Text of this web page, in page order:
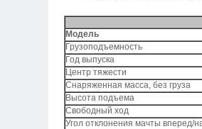
Модель
Грузоподъемность
Год выпуска
Центр тяжести
Снаряженная масса, без груза
Высота подъема
Свободный ход
Угол отклонения мачты вперед/